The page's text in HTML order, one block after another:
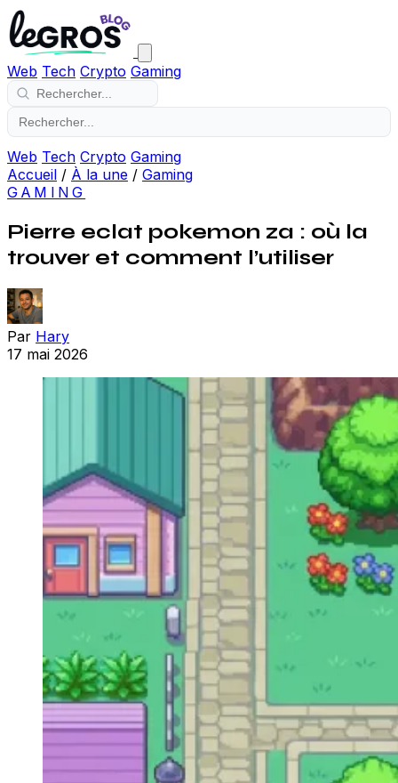
Web Tech Crypto Gaming
Web Tech Crypto Gaming
Accueil / À la une / Gaming
GAMING
Pierre eclat pokemon za : où la
trouver et comment l’utiliser
Par Hary
17 mai 2026